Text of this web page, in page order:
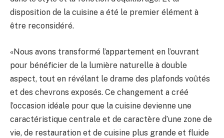
disposition de la cuisine a été le premier élément à
être reconsidéré.
«Nous avons transformé l’appartement en l’ouvrant
pour bénéficier de la lumière naturelle à double
aspect, tout en révélant le drame des plafonds voûtés
et des chevrons exposés. Ce changement a créé
l’occasion idéale pour que la cuisine devienne une
caractéristique centrale et de caractère d’une zone de
vie, de restauration et de cuisine plus grande et fluide